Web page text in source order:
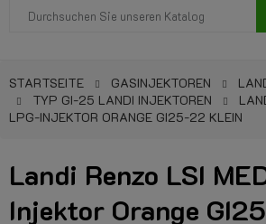
STARTSEITE GASINJEKTOREN
TYP GI-25 LANDI INJEKTOREN
LPG-INJEKTOR ORANGE GI25-22 KLEIN
Landi Renzo LSI
Injektor Orange